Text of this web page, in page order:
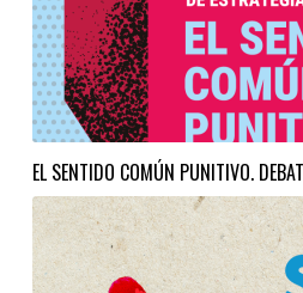
EL SENTIDO COMÚN PUNITIVO.